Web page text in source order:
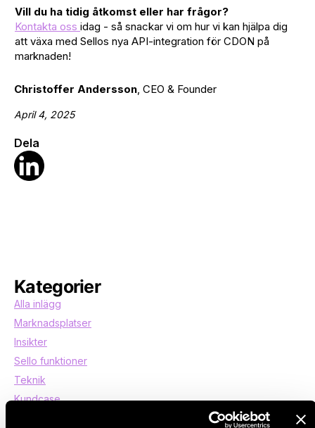
Vill du ha tidig åtkomst eller har frågor?
Kontakta oss idag - så snackar vi om hur vi kan hjälpa dig
att växa med Sellos nya API-integration för CDON på
marknaden!
Christoffer Andersson , CEO & Founder
April 4, 2025
Dela
Kategorier
Alla inlägg
Marknadsplatser
Insikter
Sello funktioner
Teknik
Kundcase